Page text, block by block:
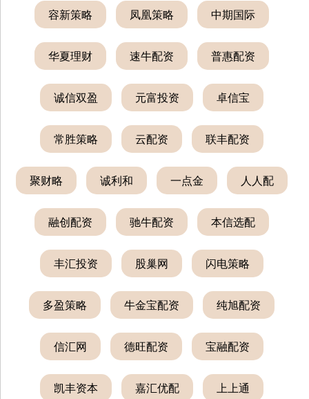
容新策略 凤凰策略 中期国际
华夏理财 速牛配资 普惠配资
诚信双盈 元富投资 卓信宝
常胜策略 云配资 联丰配资
聚财略 诚利和 一点金 人人配
融创配资 驰牛配资 本信选配
丰汇投资 股巢网 闪电策略
多盈策略 牛金宝配资 纯旭配资
信汇网 德旺配资 宝融配资
凯丰资本 嘉汇优配 上上通